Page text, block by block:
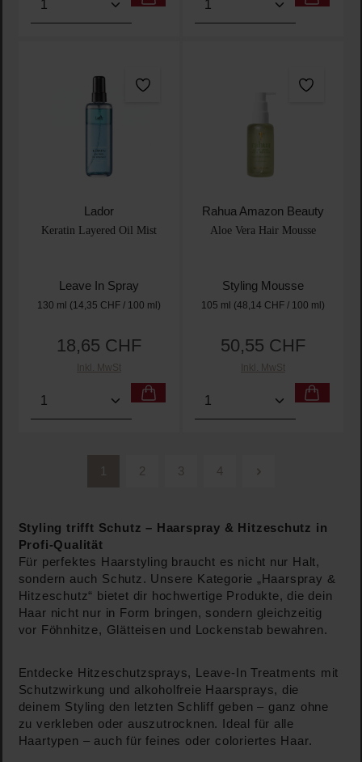
Lador
Keratin Layered Oil Mist
Leave In Spray
130 ml (14,35 CHF / 100 ml)
Regulärer Preis:
18,65 CHF
Inkl. MwSt
Produkt Anzahl: Gib den gewünschten Wert ein
Rahua Amazon Beauty
Aloe Vera Hair Mousse
Styling Mousse
105 ml (48,14 CHF / 100 ml)
Regulärer Preis:
50,55 CHF
Inkl. MwSt
Produkt Anzahl: Gib
Seite
1
Seite
2
Seite
3 4
Styling trifft Schutz – Haarspray & Hitzeschutz in
Profi-Qualität
Für perfektes Haarstyling braucht es nicht nur Halt,
sondern auch Schutz. Unsere Kategorie „Haarspray &
Hitzeschutz“ bietet dir hochwertige Produkte, die dein
Haar nicht nur in Form bringen, sondern gleichzeitig
vor Föhnhitze, Glätteisen und Lockenstab bewahren.
Entdecke Hitzeschutzsprays, Leave-In Treatments mit
Schutzwirkung und alkoholfreie Haarsprays, die
deinem Styling den letzten Schliff geben – ganz ohne
zu verkleben oder auszutrocknen. Ideal für alle
Haartypen – auch für feines oder coloriertes Haar.